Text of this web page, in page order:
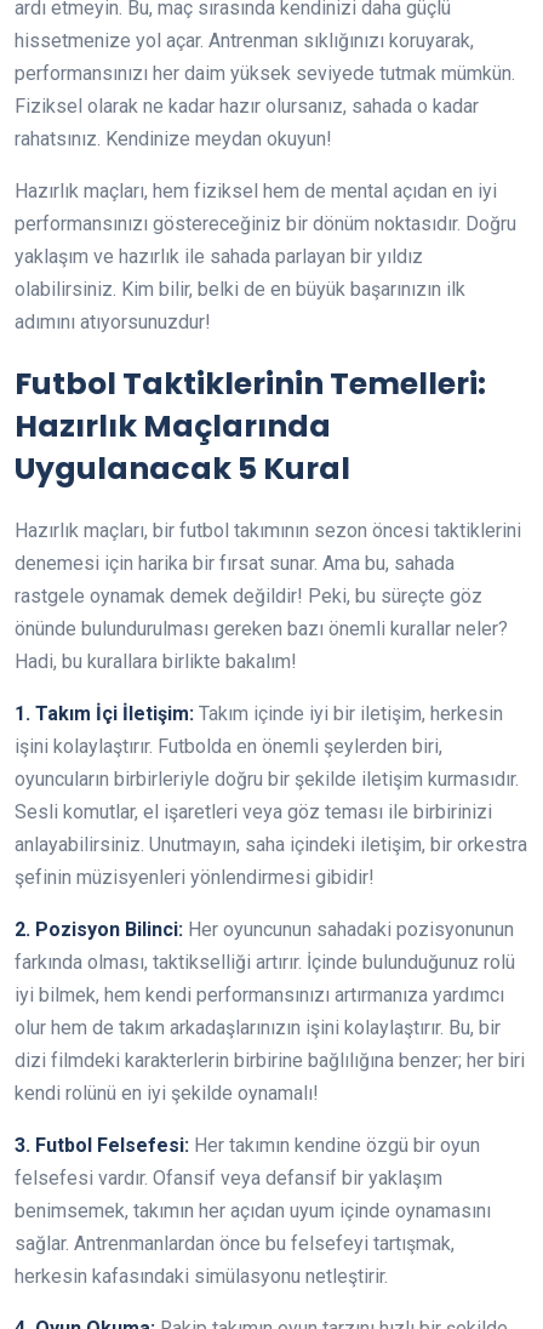
ardı etmeyin. Bu, maç sırasında kendinizi daha güçlü
hissetmenize yol açar. Antrenman sıklığınızı koruyarak,
performansınızı her daim yüksek seviyede tutmak mümkün.
Fiziksel olarak ne kadar hazır olursanız, sahada o kadar
rahatsınız. Kendinize meydan okuyun!
Hazırlık maçları, hem fiziksel hem de mental açıdan en iyi
performansınızı göstereceğiniz bir dönüm noktasıdır. Doğru
yaklaşım ve hazırlık ile sahada parlayan bir yıldız
olabilirsiniz. Kim bilir, belki de en büyük başarınızın ilk
adımını atıyorsunuzdur!
Futbol Taktiklerinin Temelleri:
Hazırlık Maçlarında
Uygulanacak 5 Kural
Hazırlık maçları, bir futbol takımının sezon öncesi taktiklerini
denemesi için harika bir fırsat sunar. Ama bu, sahada
rastgele oynamak demek değildir! Peki, bu süreçte göz
önünde bulundurulması gereken bazı önemli kurallar neler?
Hadi, bu kurallara birlikte bakalım!
1. Takım İçi İletişim: Takım içinde iyi bir iletişim, herkesin
işini kolaylaştırır. Futbolda en önemli şeylerden biri,
oyuncuların birbirleriyle doğru bir şekilde iletişim kurmasıdır.
Sesli komutlar, el işaretleri veya göz teması ile birbirinizi
anlayabilirsiniz. Unutmayın, saha içindeki iletişim, bir orkestra
şefinin müzisyenleri yönlendirmesi gibidir!
2. Pozisyon Bilinci: Her oyuncunun sahadaki pozisyonunun
farkında olması, taktikselliği artırır. İçinde bulunduğunuz rolü
iyi bilmek, hem kendi performansınızı artırmanıza yardımcı
olur hem de takım arkadaşlarınızın işini kolaylaştırır. Bu, bir
dizi filmdeki karakterlerin birbirine bağlılığına benzer; her biri
kendi rolünü en iyi şekilde oynamalı!
3. Futbol Felsefesi: Her takımın kendine özgü bir oyun
felsefesi vardır. Ofansif veya defansif bir yaklaşım
benimsemek, takımın her açıdan uyum içinde oynamasını
sağlar. Antrenmanlardan önce bu felsefeyi tartışmak,
herkesin kafasındaki simülasyonu netleştirir.